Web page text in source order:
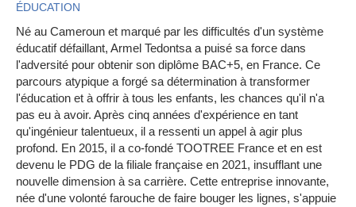
ÉDUCATION
Né au Cameroun et marqué par les difficultés d'un système
éducatif défaillant, Armel Tedontsa a puisé sa force dans
l'adversité pour obtenir son diplôme BAC+5, en France. Ce
parcours atypique a forgé sa détermination à transformer
l'éducation et à offrir à tous les enfants, les chances qu'il n'a
pas eu à avoir. Après cinq années d'expérience en tant
qu'ingénieur talentueux, il a ressenti un appel à agir plus
profond. En 2015, il a co-fondé TOOTREE France et en est
devenu le PDG de la filiale française en 2021, insufflant une
nouvelle dimension à sa carrière. Cette entreprise innovante,
née d'une volonté farouche de faire bouger les lignes, s'appuie